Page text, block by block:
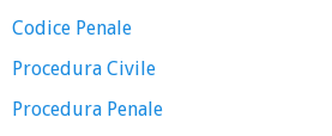
Codice Penale
Procedura Civile
Procedura Penale